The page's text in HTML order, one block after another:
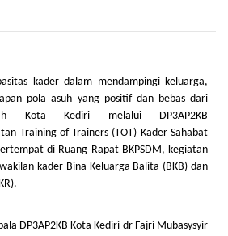
kader dalam mendampingi keluarga,
pola asuh yang positif dan bebas dari
Kota Kediri melalui DP3AP2KB
Training of Trainers (TOT) Kader Sahabat
di Ruang Rapat BKPSDM, kegiatan
kader Bina Keluarga Balita (BKB) dan
DP3AP2KB Kota Kediri dr Fajri Mubasysyir